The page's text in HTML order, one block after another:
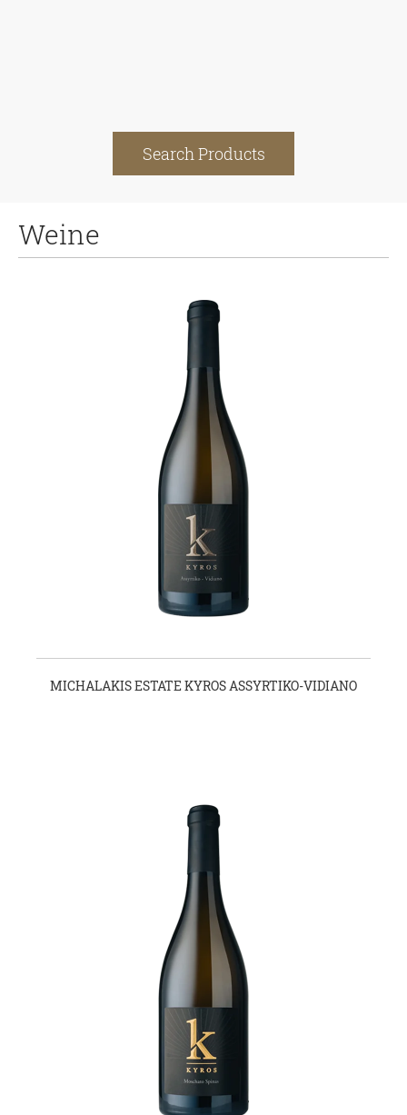
Search Products
Weine
MICHALAKIS ESTATE KYROS ASSYRTIKO-VIDIANO